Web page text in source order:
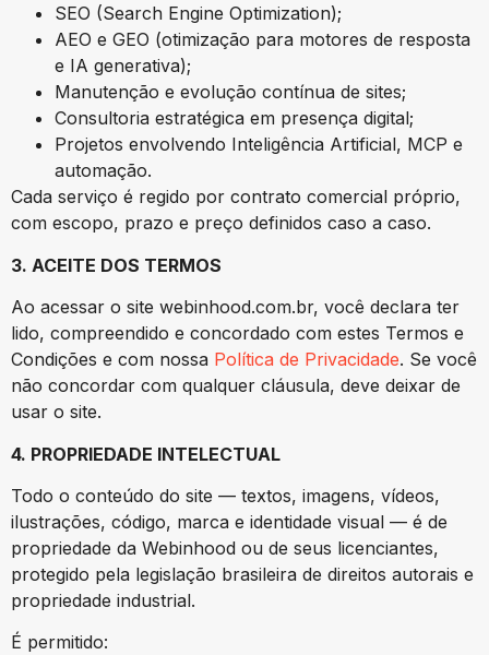
SEO (Search Engine Optimization);
AEO e GEO (otimização para motores de resposta
e IA generativa);
Manutenção e evolução contínua de sites;
Consultoria estratégica em presença digital;
Projetos envolvendo Inteligência Artificial, MCP e
automação.
Cada serviço é regido por contrato comercial próprio,
com escopo, prazo e preço definidos caso a caso.
3. ACEITE DOS TERMOS
Ao acessar o site webinhood.com.br, você declara ter
lido, compreendido e concordado com estes Termos e
Condições e com nossa Política de Privacidade. Se você
não concordar com qualquer cláusula, deve deixar de
usar o site.
4. PROPRIEDADE INTELECTUAL
Todo o conteúdo do site — textos, imagens, vídeos,
ilustrações, código, marca e identidade visual — é de
propriedade da Webinhood ou de seus licenciantes,
protegido pela legislação brasileira de direitos autorais e
propriedade industrial.
É permitido: